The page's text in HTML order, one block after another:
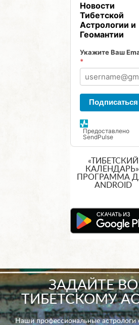
Новости
Тибетской
Астрологии и
Геомантии
Укажите Ваш
*
Подписаться
Предоставлено
SendPulse
«ТИБЕТСКИЙ
КАЛЕНДАРЬ»,
ПРОГРАММА
ANDROID
ЗАДАЙТЕ
ТИБЕТСКОМУ
Наши профессиональные астрологи